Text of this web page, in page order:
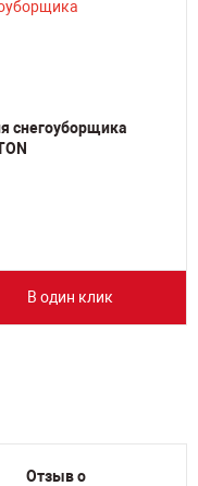
снегоуборщика
В один клик
Отзыв о